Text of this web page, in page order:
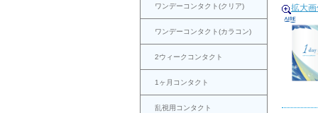
ワンデーコンタクト(クリア)
ワンデーコンタクト(カラコン)
2ウィークコンタクト
1ヶ月コンタクト
乱視用コンタクト
拡大